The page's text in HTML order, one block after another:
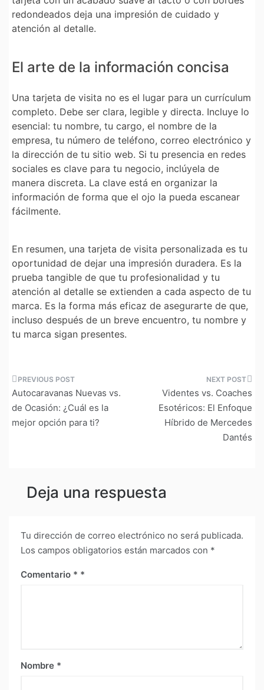
redondeados deja una impresión de cuidado y
atención al detalle.
El arte de la información concisa
Una tarjeta de visita no es el lugar para un currículum
completo. Debe ser clara, legible y directa. Incluye lo
esencial: tu nombre, tu cargo, el nombre de la
empresa, tu número de teléfono, correo electrónico y
la dirección de tu sitio web. Si tu presencia en redes
sociales es clave para tu negocio, inclúyela de
manera discreta. La clave está en organizar la
información de forma que el ojo la pueda escanear
fácilmente.
En resumen, una tarjeta de visita personalizada es tu
oportunidad de dejar una impresión duradera. Es la
prueba tangible de que tu profesionalidad y tu
atención al detalle se extienden a cada aspecto de tu
marca. Es la forma más eficaz de asegurarte de que,
incluso después de un breve encuentro, tu nombre y
tu marca sigan presentes.
Navegación
de
entradas
Autocaravanas Nuevas vs.
de Ocasión: ¿Cuál es la
mejor opción para ti?
Videntes vs. Coaches
Esotéricos: El Enfoque
Híbrido de Mercedes
Dantés
Deja una respuesta
Tu dirección de correo electrónico no será publicada.
Los campos obligatorios están marcados con *
Comentario *
Nombre *